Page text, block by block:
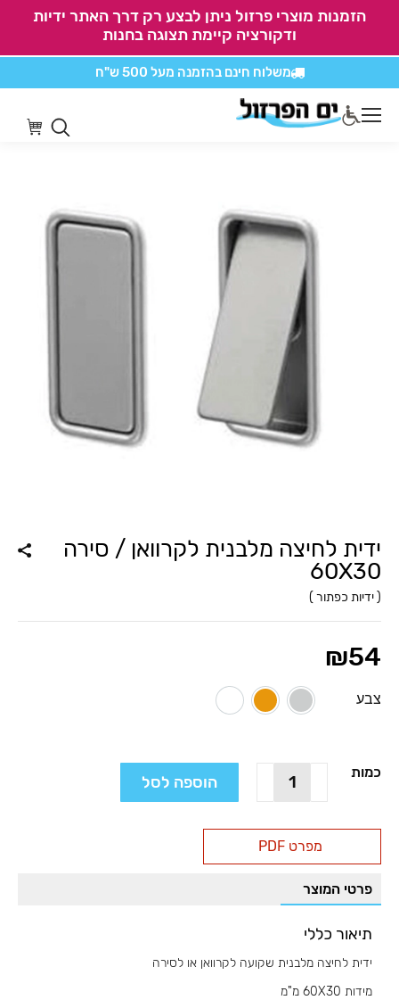
הזמנות מוצרי פרזול ניתן לבצע רק דרך האתר ידיות
ודקורציה קיימת תצוגה בחנות
משלוח חינם בהזמנה מעל 500 ש"ח
ידית לחיצה מלבנית לקרוואן / סירה
60X30
( ידיות כפתור )
₪54
צבע
אלומיניוםברונזה לבן מט
כמות
לחיצה
מלבנית
לקרוואן
/
סירה
60X30
הוספה לסל
פרטי המוצר
תיאור כללי
ידית לחיצה מלבנית שקועה לקרוואן או לסירה
מידות 60X30 מ"מ
מפרט PDF